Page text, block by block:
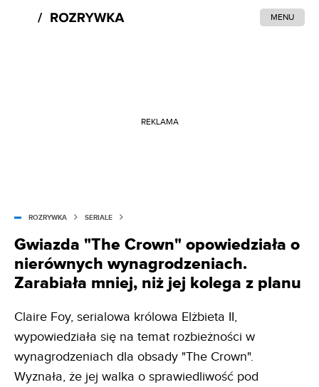
MENU
REKLAMA
ROZRYWKA SERIALE
Gwiazda "The Crown" opowiedziała o
nierównych wynagrodzeniach.
Zarabiała mniej, niż jej kolega z planu
Claire Foy, serialowa królowa Elżbieta II,
wypowiedziała się na temat rozbieżności w
wynagrodzeniach dla obsady "The Crown".
Wyznała, że jej walka o sprawiedliwość pod